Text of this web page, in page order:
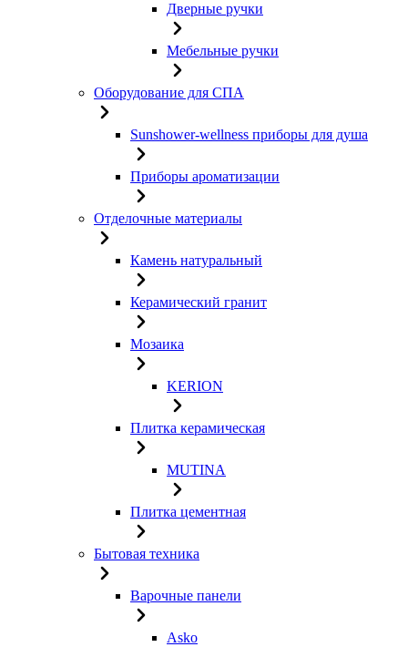
Дверные ручки
Мебельные ручки
Оборудование для СПА
Sunshower-wellness приборы для душа
Приборы ароматизации
Отделочные материалы
Камень натуральный
Керамический гранит
Мозаика
KERION
Плитка керамическая
MUTINA
Плитка цементная
Бытовая техника
Варочные панели
Asko